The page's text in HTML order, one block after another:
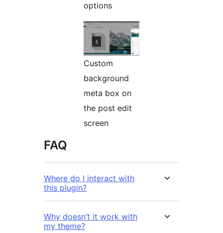
options
Custom
background
meta box on
the post edit
screen
FAQ
Where do I interact with
this plugin?
Why doesn’t it work with
my theme?